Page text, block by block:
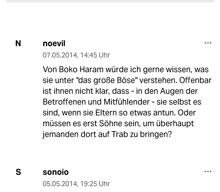
N noevil
07.05.2014, 14:45 Uhr
Von Boko Haram würde ich gerne wissen, was
sie unter "das große Böse" verstehen. Offenbar
ist ihnen nicht klar, dass - in den Augen der
Betroffenen und Mitfühlender - sie selbst es
sind, wenn sie Eltern so etwas antun. Oder
müssen es erst Söhne sein, um überhaupt
jemanden dort auf Trab zu bringen?
S sonoio
05.05.2014, 19:25 Uhr